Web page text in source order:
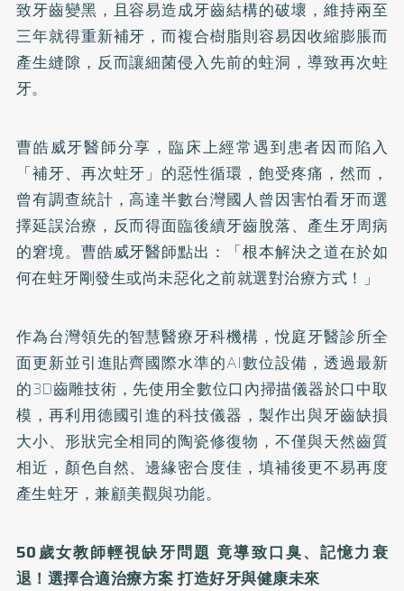
致牙齒變黑，且容易造成牙齒結構的破壞，維持兩至
三年就得重新補牙，而複合樹脂則容易因收縮膨脹而
產生縫隙，反而讓細菌侵入先前的蛀洞，導致再次蛀
牙。
曹皓威牙醫師分享，臨床上經常遇到患者因而陷入
「補牙、再次蛀牙」的惡性循環，飽受疼痛，然而，
曾有調查統計，高達半數台灣國人曾因害怕看牙而選
擇延誤治療，反而得面臨後續牙齒脫落、產生牙周病
的窘境。曹皓威牙醫師點出：「根本解決之道在於如
何在蛀牙剛發生或尚未惡化之前就選對治療方式！」
作為台灣領先的智慧醫療牙科機構，悅庭牙醫診所全
面更新並引進貼齊國際水準的AI數位設備，透過最新
的3D齒雕技術，先使用全數位口內掃描儀器於口中取
模，再利用德國引進的科技儀器，製作出與牙齒缺損
大小、形狀完全相同的陶瓷修復物，不僅與天然齒質
相近，顏色自然、邊緣密合度佳，填補後更不易再度
產生蛀牙，兼顧美觀與功能。
50歲女教師輕視缺牙問題 竟導致口臭、記憶力衰
退！ 選擇合適治療方案 打造好牙與健康未來